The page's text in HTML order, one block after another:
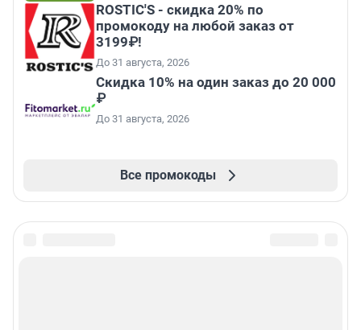
ROSTIC'S - скидка 20% по
промокоду на любой заказ от
3199₽!
До 31 августа, 2026
Скидка 10% на один заказ до 20 000
₽
До 31 августа, 2026
Все промокоды